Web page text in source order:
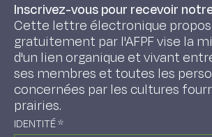
Inscrivez-vous pour recevoir
Cette lettre électronique
gratuitement par l'AFPF vise la
d'un lien organique et vivant
ses membres et toutes les
concernées par les cultures
prairies.
IDENTITÉ*